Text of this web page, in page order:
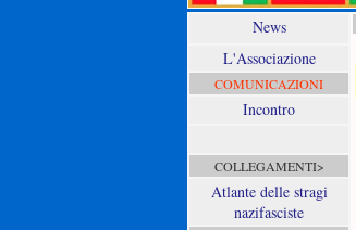
News
L'Associazione
COMUNICAZIONI
Incontro
COLLEGAMENTI>
Atlante delle stragi
nazifasciste